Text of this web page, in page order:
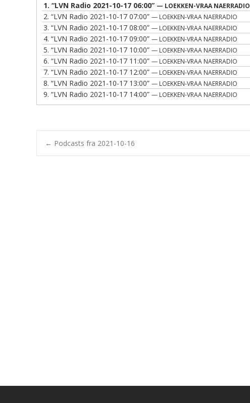
1. “LVN Radio 2021-10-17 06:00” — LOEKKEN-VRAA NAERRADIO
2. “LVN Radio 2021-10-17 07:00” — LOEKKEN-VRAA NAERRADIO
3. “LVN Radio 2021-10-17 08:00” — LOEKKEN-VRAA NAERRADIO
4. “LVN Radio 2021-10-17 09:00” — LOEKKEN-VRAA NAERRADIO
5. “LVN Radio 2021-10-17 10:00” — LOEKKEN-VRAA NAERRADIO
6. “LVN Radio 2021-10-17 11:00” — LOEKKEN-VRAA NAERRADIO
7. “LVN Radio 2021-10-17 12:00” — LOEKKEN-VRAA NAERRADIO
8. “LVN Radio 2021-10-17 13:00” — LOEKKEN-VRAA NAERRADIO
9. “LVN Radio 2021-10-17 14:00” — LOEKKEN-VRAA NAERRADIO
Post
← Podcasts fra 2021-10-16